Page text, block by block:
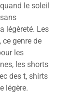
le soleil
légèreté. Les
genre de
les
les shorts
des t, shirts
légère.